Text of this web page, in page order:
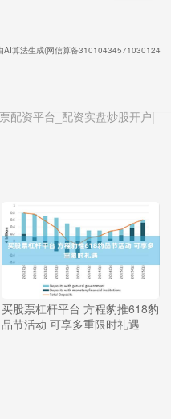
AI算法生成(网信算备31010434571030124
配资平台_配资实盘炒股开户|
买股票杠杆平台 方程豹推618豹
品节活动 可享多重限时礼遇